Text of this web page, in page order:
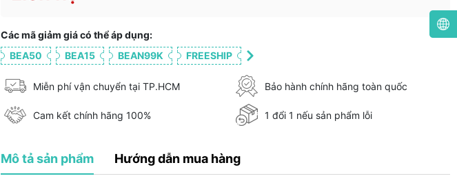
Các mã giảm giá có thể áp dụng:
BEA50
BEA15 BEAN99K FREESHIP
Miễn phí vận chuyển tại TP.HCM Bảo hành chính hãng toàn quốc
Cam kết chính hãng 100% 1 đổi 1 nếu sản phẩm lỗi
Mô tả sản phẩm Hướng dẫn mua hàng